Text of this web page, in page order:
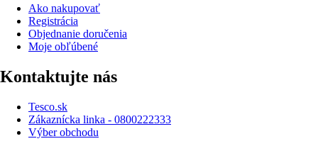
Ako nakupovať
Registrácia
Objednanie doručenia
Moje obľúbené
Kontaktujte nás
Tesco.sk
Zákaznícka linka - 0800222333
Výber obchodu